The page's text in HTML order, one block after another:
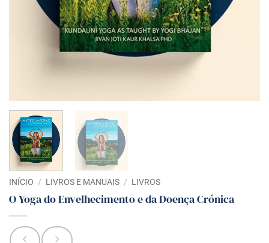
INÍCIO / LIVROS E MANUAIS / LIVROS
O Yoga do Envelhecimento e da Doença Crónica